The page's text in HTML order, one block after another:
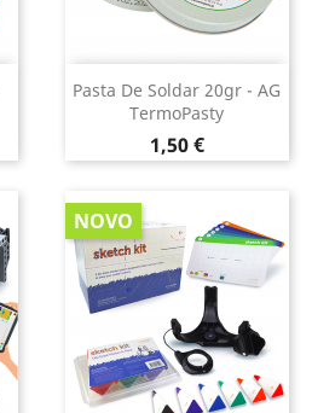
Pasta De Soldar 20gr - AG
TermoPasty
Preço
1,50 €
NOVO